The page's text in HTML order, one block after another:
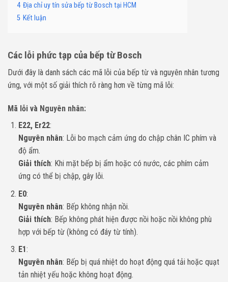
4 Địa chỉ uy tín sửa bếp từ Bosch tại HCM
5 Kết luận
Các lỗi phức tạp của bếp từ Bosch
Dưới đây là danh sách các mã lỗi của bếp từ và nguyên nhân tương
ứng, với một số giải thích rõ ràng hơn về từng mã lỗi:
Mã lỗi và Nguyên nhân:
E22, Er22:
Nguyên nhân: Lỗi bo mạch cảm ứng do chập chân IC phím và
độ ẩm.
Giải thích: Khi mặt bếp bị ẩm hoặc có nước, các phím cảm
ứng có thể bị chập, gây lỗi.
E0:
Nguyên nhân: Bếp không nhận nồi.
Giải thích: Bếp không phát hiện được nồi hoặc nồi không phù
hợp với bếp từ (không có đáy từ tính).
E1:
Nguyên nhân: Bếp bị quá nhiệt do hoạt động quá tải hoặc quạt
tản nhiệt yếu hoặc không hoạt động.